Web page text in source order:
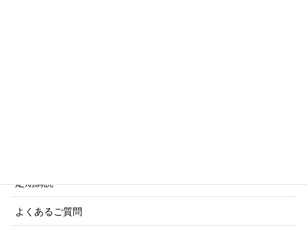
定期購読
よくあるご質問